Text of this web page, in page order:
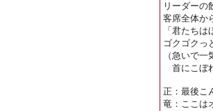
リーダーの
客席全体か
「君たち
ゴクゴクっ
（急いで
首にこぼ
正：最後こ
竜：ここは